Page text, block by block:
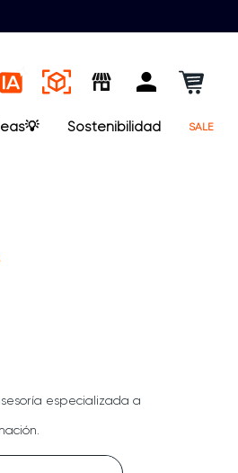
Sostenibilidad SALE